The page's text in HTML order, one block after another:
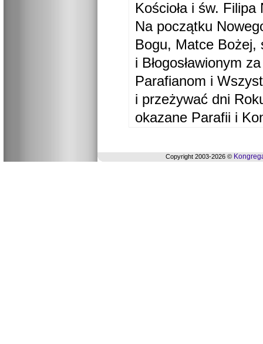
Kościoła i św. Filipa
Na początku
Bogu, Matce Bożej,
i Błogosławionym
Parafianom i
i przeżywać dni
okazane Parafii i
Copyright 2003-2026 ©